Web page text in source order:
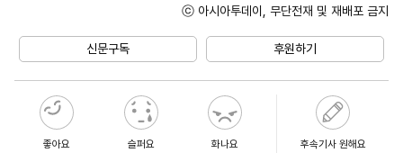
ⓒ 아시아투데이, 무단전재 및 재배포 금지
신문구독 후원하기
좋아요 슬퍼요 화나요 후속기사 원해요